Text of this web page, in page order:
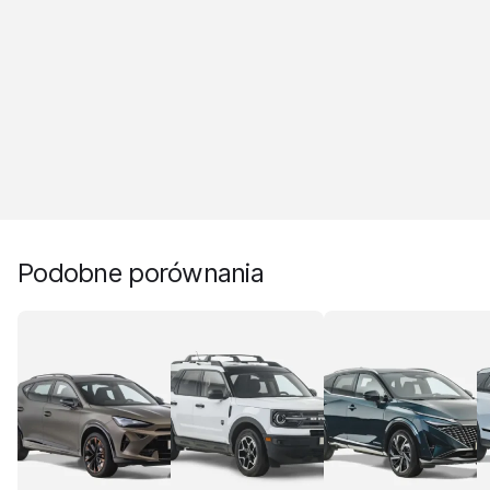
Podobne porównania